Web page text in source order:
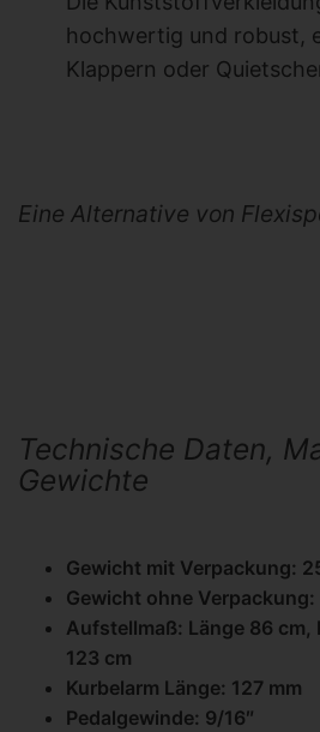
hochwertig und robust,
Klappern oder
Eine Alternative von
Technische Daten,
Gewichte
Gewicht mit Verpackung:
Gewicht ohne Verpackung:
Aufstellmaß: Länge 86 cm,
123 cm
Kurbelarm Länge: 127 mm
Pedalgewinde: 9/16″